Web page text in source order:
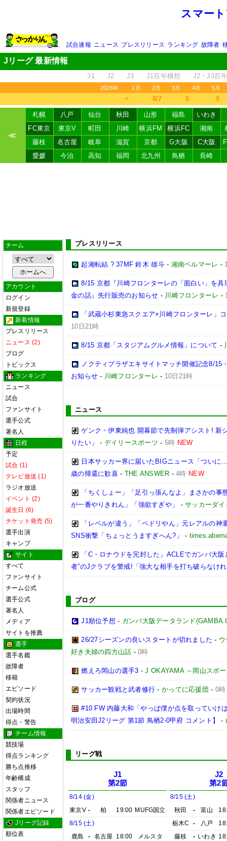
スマー
試合速報 ニュース プレスリリース ランキング 故障者
Jリーグ 最新情報
J1 J2 J3 J1百年構想 J2・J3百
2026年 1月 2月 3月 4月 5月
＜ 8/7 8 9
≪
札幌 八戸 仙台 秋田 山形 福島
いわき
FC東京
東京V 町田 川崎 横浜FM 横浜FC 湘南
藤枝
名古屋 岐阜 滋賀 京都 G大阪 C大阪
愛媛
今治 高知 福岡 北九州 鳥栖 長崎
チーム
アカウント
ログイン
新規登録
新着情報
プレスリリース
ニュース (2)
ブログ
トピックス
ランキング
ニュース
試合
ファンサイト
選手公式
著名人
日程
予定
試合 (1)
テレビ放送 (1)
ラジオ放送
イベント (2)
誕生日 (6)
チケット発売 (5)
選手出演
キャンプ
サイト
すべて
ファンサイト
チーム公式
選手公式
著名人
メディア
サイトを推薦
選手
選手名鑑
故障者
移籍
エピソード
契約状況
出場時間
得点・警告
チーム情報
競技場
得点ランキング
勝ち点推移
年齢構成
スタッフ
関係者ニュース
関係者エピソード
Jリーグ記録
順位表
プレスリリース
起湘転結 ? 37MF 鈴木 雄斗- 湘南ベルマーレ -
8/15 京都『川崎フロンターレの「面白い」を
金の話』先行販売のお知らせ - 川崎フロンターレ -
「武蔵小杉東急スクエア×川崎フロンターレ」
10日21時
8/15 京都「スタジアムグルメ情報」について -
ノクティプラザエキサイトマッチ開催記念8/
お知らせ - 川崎フロンターレ - 10日21時
ニュース
ゲンク・伊東純也 開幕節で先制弾アシスト! 新
りたい」
- デイリースポーツ - 5時 NEW
日本サッカー界に届いたBIGニュース「つい
歳の帰還に歓喜- THE ANSWER -4時 NEW
「ちくしょー」「足引っ張んなよ」まさかの
が一番やりきれん」「強欲すぎや」
-サッカーダ
「レベルが違う」「ペドリやん」元レアルの
SNS衝撃「ちょっとうますぎへん?」
-
「C・ロナウドを完封した」ACLEでガンバ大
者”のJクラブを警戒!「強大な相手を打ち破らなけ
ブログ
J1順位予想 - ガンバ大阪データランド(GAMBA
26/27シーズンの良いスタートが切れました -
好き夫婦の四方山話 -0時
燃えろ岡山の選手3 -J OKAYAMA ～岡山スポ
サッカー観戦と武者修行 -かってに応援団 - 0時
#10 FW 内藤大和「やっぱ僕が点を取っていけ
明治安田J2リーグ 第1節 鳥栖2-0甲府 コメント】
-
リーグ戦
J1
第2節
8/14 (金)
東京V - 柏 19:00 MUFG国立
8/15 (土)
鹿島
- 名古屋 18:00
メルスタ
J2
第2
8/15 (土)
秋田
- 富山
栃木C
- 八戸
藤枝
- いわき